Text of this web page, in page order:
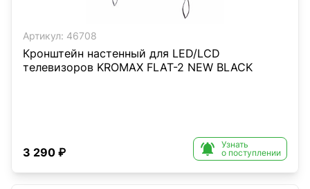
Артикул: 46708
Кронштейн настенный для LED/LCD
телевизоров KROMAX FLAT-2 NEW BLACK
3 290 ₽ 
Узнать
о поступлении